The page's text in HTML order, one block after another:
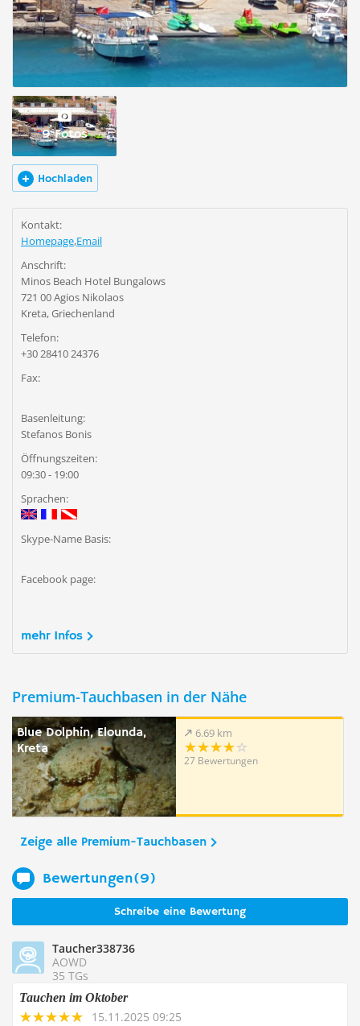
9 Fotos
Hochladen
Kontakt:
Homepage,Email
Anschrift:
Minos Beach Hotel Bungalows
721 00 Agios Nikolaos
Kreta, Griechenland
Telefon:
+30 28410 24376
Fax:
Basenleitung:
Stefanos Bonis
Öffnungszeiten:
09:30 - 19:00
Sprachen:
Skype-Name Basis:
Facebook page:
mehr Infos
Premium-Tauchbasen in der Nähe
Blue Dolphin, Elounda,
Kreta
6.69 km
27 Bewertungen
Zeige alle Premium-Tauchbasen
Bewertungen(9)
Schreibe eine Bewertung
Taucher338736
AOWD
35 TGs
Tauchen im Oktober
15.11.2025 09:25